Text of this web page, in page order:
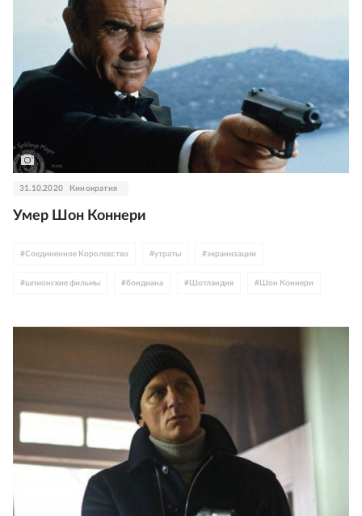
31.10.2020 Кинократия
Умер Шон Коннери
#Соединенное Королевство #утраты #экранизации
#шпионские фильмы #бондиана # Шотландия # Шон Коннери